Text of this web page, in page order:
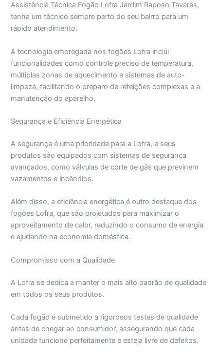
Assistência Técnica Fogão Lofra Jardim Raposo Tavares,
tenha um técnico sempre perto do seu bairro para um
rápido atendimento.
A tecnologia empregada nos fogões Lofra inclui
funcionalidades como controle preciso de temperatura,
múltiplas zonas de aquecimento e sistemas de auto-
limpeza, facilitando o preparo de refeições complexas e a
manutenção do aparelho.
Segurança e Eficiência Energética
A segurança é uma prioridade para a Lofra, e seus
produtos são equipados com sistemas de segurança
avançados, como válvulas de corte de gás que previnem
vazamentos e incêndios.
Além disso, a eficiência energética é outro destaque dos
fogões Lofra, que são projetados para maximizar o
aproveitamento de calor, reduzindo o consumo de energia
e ajudando na economia doméstica.
Compromisso com a Qualidade
A Lofra se dedica a manter o mais alto padrão de qualidade
em todos os seus produtos.
Cada fogão é submetido a rigorosos testes de qualidade
antes de chegar ao consumidor, assegurando que cada
unidade funcione perfeitamente e esteja livre de defeitos.